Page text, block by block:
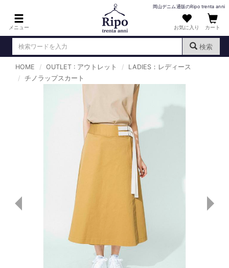
メニュー
岡山デニム通販のRipo trenta anni
お気に入り カート
検索
ログイン （新規会員登録
DENIM : デニム
PANTS : パンツ
TOPS : トップス
T-SHIRT : Tシャツ
KNIT : ニット
SHIRT : シャツ
OUTERS : アウター
HOME OUTLET : アウトレット
LADIES：レディース
チノラップスカート